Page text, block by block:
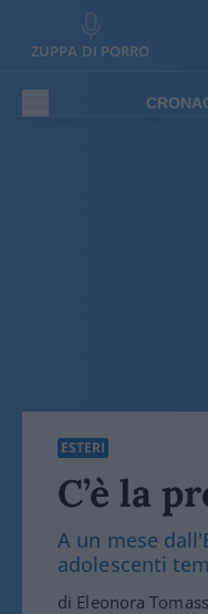
ZUPPA DI PORRO
ESTERI
C’è la
A un mese
adolescenti
di Eleonora